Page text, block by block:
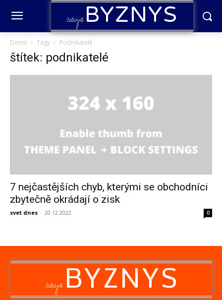
časopisBYZNYS
Domů Tagy Podnikatelé
štítek: podnikatelé
7 nejčastějších chyb, kterými se obchodníci
zbytečně okrádají o zisk
svet dnes - 20.12.2022 0
časopisBYZNYS